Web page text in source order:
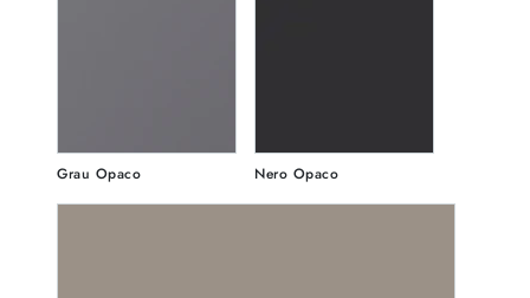
Grau Opaco Nero Opaco